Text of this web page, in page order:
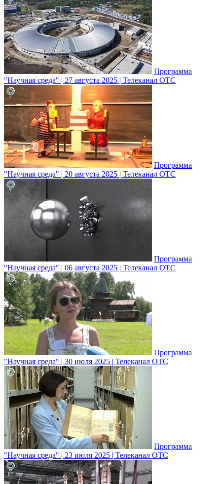
Программа
"Научная среда" | 27 августа 2025 | Телеканал ОТС
Программа
"Научная среда" | 20 августа 2025 | Телеканал ОТС
Программа
"Научная среда" | 06 августа 2025 | Телеканал ОТС
Программа
"Научная среда" | 30 июля 2025 | Телеканал ОТС
Программа
"Научная среда" | 23 июля 2025 | Телеканал ОТС